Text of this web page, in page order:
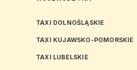
TAXI DOLNOŚLĄSKIE
TAXI KUJAWSKO-POMORSKIE
TAXI LUBELSKIE